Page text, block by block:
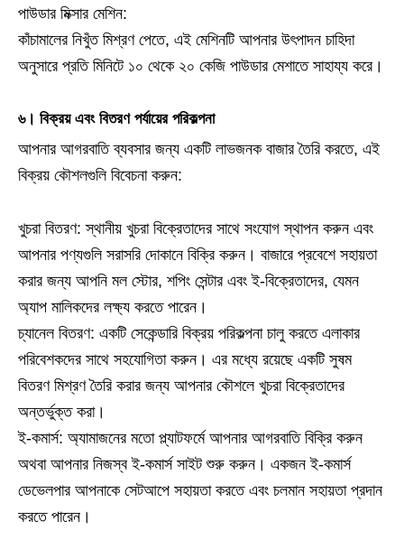
পাউডার মিক্সার মেশিন:
কাঁচামালের নিখুঁত মিশ্রণ পেতে, এই মেশিনটি আপনার উৎপাদন চাহিদা
অনুসারে প্রতি মিনিটে ১০ থেকে ২০ কেজি পাউডার মেশাতে সাহায্য করে।
৬। বিক্রয় এবং বিতরণ পর্যায়ের পরিকল্পনা
আপনার আগরবাতি ব্যবসার জন্য একটি লাভজনক বাজার তৈরি করতে, এই
বিক্রয় কৌশলগুলি বিবেচনা করুন:
খুচরা বিতরণ: স্থানীয় খুচরা বিক্রেতাদের সাথে সংযোগ স্থাপন করুন এবং
আপনার পণ্যগুলি সরাসরি দোকানে বিক্রি করুন। বাজারে প্রবেশে সহায়তা
করার জন্য আপনি মল স্টোর, শপিং সেন্টার এবং ই-বিক্রেতাদের, যেমন
অ্যাপ মালিকদের লক্ষ্য করতে পারেন।
চ্যানেল বিতরণ: একটি সেকেন্ডারি বিক্রয় পরিকল্পনা চালু করতে এলাকার
পরিবেশকদের সাথে সহযোগিতা করুন। এর মধ্যে রয়েছে একটি সুষম
বিতরণ মিশ্রণ তৈরি করার জন্য আপনার কৌশলে খুচরা বিক্রেতাদের
অন্তর্ভুক্ত করা।
ই-কমার্স: অ্যামাজনের মতো প্ল্যাটফর্মে আপনার আগরবাতি বিক্রি করুন
অথবা আপনার নিজস্ব ই-কমার্স সাইট শুরু করুন। একজন ই-কমার্স
ডেভেলপার আপনাকে সেটআপে সহায়তা করতে এবং চলমান সহায়তা প্রদান
করতে পারেন।